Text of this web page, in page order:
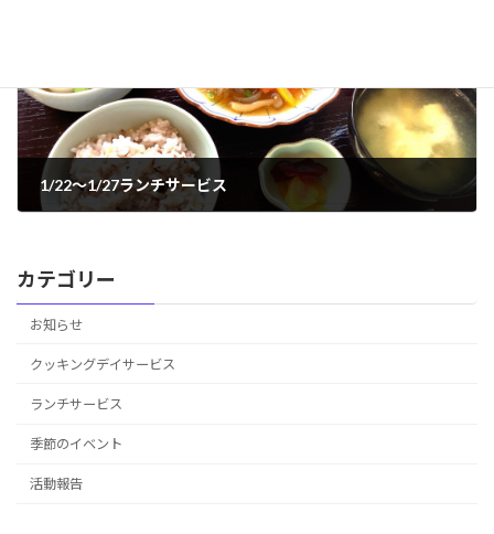
1/22～1/27ランチサービス
カテゴリー
お知らせ
クッキングデイサービス
ランチサービス
季節のイベント
活動報告